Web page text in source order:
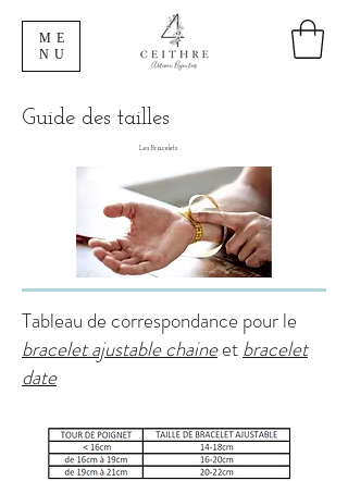
ME
NU
Guide des tailles
Les Bracelets
Tableau de correspondance pour le
bracelet ajustable chaineetbracelet
date